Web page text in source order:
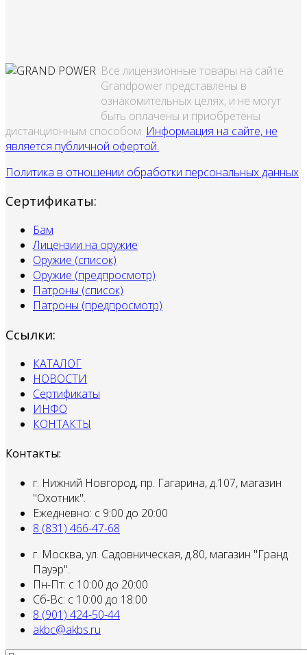
Все лицензионные товары на сайте
Grandpower представлены в
ознакомительных целях, и не могут
быть оплачены и приобретены
дистанционным способом. Информация на сайте, не
является публичной офертой.
Политика в отношении обработки персональных данных
Сертификаты:
Бам
Лицензии на оружие
Оружие (список)
Оружие (предпросмотр)
Патроны (список)
Патроны (предпросмотр)
Ссылки:
КАТАЛОГ
НОВОСТИ
Сертификаты
ИНФО
КОНТАКТЫ
Контакты:
г. Нижний Новгород, пр. Гагарина, д.107, магазин
"Охотник".
Ежедневно: с 9:00 до 20:00
8 (831) 466-47-68
г. Москва, ул. Садовническая, д.80, магазин "Гранд
Пауэр".
Пн-Пт: с 10:00 до 20:00
Сб-Вс: с 10:00 до 18:00
8 (901) 424-50-44
akbc@akbs.ru